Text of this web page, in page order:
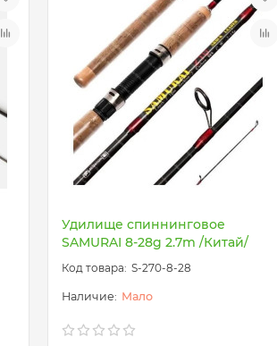
Удилище спиннинговое
SAMURAI 8-28g 2.7m /Китай/
S-270-8-28
Мало